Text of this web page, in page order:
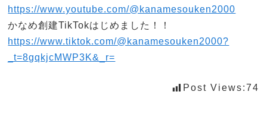
https://www.youtube.com/@kanamesouken2000
かなめ創建TikTokはじめました！！
https://www.tiktok.com/@kanamesouken2000?
_t=8gqkjcMWP3K&_r=
Post Views:74